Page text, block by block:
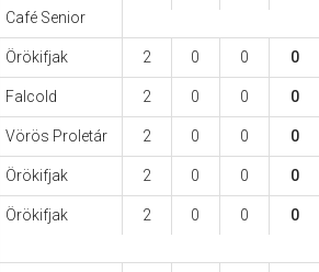
Café Senior
Örökifjak 2 0 0 0
Falcold 2 0 0 0
Vörös Proletár 2 0 0 0
Örökifjak 2 0 0 0
Örökifjak 2 0 0 0